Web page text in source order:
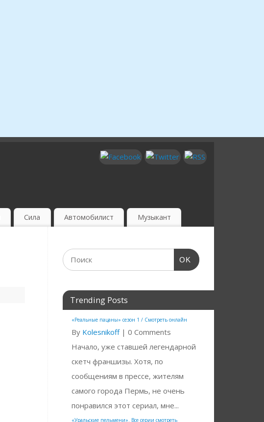
Сила Автомобилист Музыкант
OK
Trending Posts
«Реальные пацаны» сезон 1 / Смотреть онлайн
By Kolesnikoff| 0 Comments
Начало, уже ставшей легендарной
скетч франшизы. Хотя, по
сообщениям в прессе, жителям
самого города Пермь, не очень
понравился этот сериал, мне...
«Уральские пельмени». Все серии смотреть